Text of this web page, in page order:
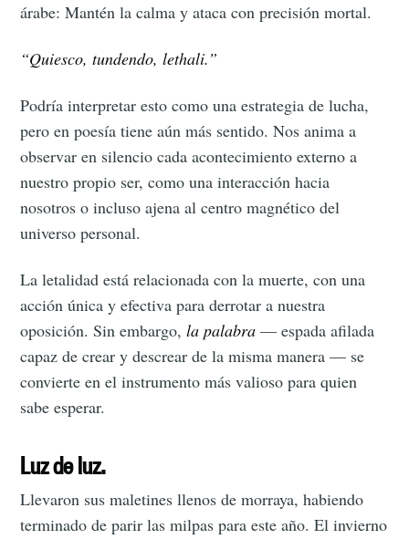
árabe: Mantén la calma y ataca con precisión mortal.
“Quiesco, tundendo, lethali.”
Podría interpretar esto como una estrategia de lucha,
pero en poesía tiene aún más sentido. Nos anima a
observar en silencio cada acontecimiento externo a
nuestro propio ser, como una interacción hacia
nosotros o incluso ajena al centro magnético del
universo personal.
La letalidad está relacionada con la muerte, con una
acción única y efectiva para derrotar a nuestra
oposición. Sin embargo, la palabra — espada afilada
capaz de crear y descrear de la misma manera — se
convierte en el instrumento más valioso para quien
sabe esperar.
Luz de luz.
Llevaron sus maletines llenos de morraya, habiendo
terminado de parir las milpas para este año. El invierno